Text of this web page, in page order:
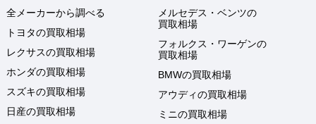
全メーカーから調べる
トヨタの買取相場
レクサスの買取相場
ホンダの買取相場
スズキの買取相場
日産の買取相場
メルセデス・ベンツの
買取相場
フォルクス・ワーゲンの
買取相場
BMWの買取相場
アウディの買取相場
ミニの買取相場